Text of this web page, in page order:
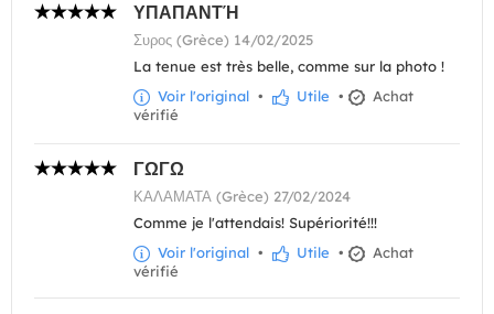
ΥΠΑΠΑΝΤΉ
Συρος (Grèce) 14/02/2025
La tenue est très belle, comme sur la photo !
Voir l'original • Utile •
Achat
vérifié
ΓΩΓΩ
ΚΑΛΑΜΑΤΑ (Grèce) 27/02/2024
Comme je l'attendais! Supériorité!!!
Voir l'original • Utile •
Achat
vérifié